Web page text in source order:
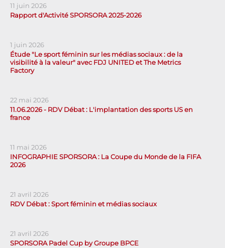
11 juin 2026
Rapport d'Activité SPORSORA 2025-2026
1 juin 2026
Étude "Le sport féminin sur les médias sociaux : de la
visibilité à la valeur" avec FDJ UNITED et The Metrics
Factory
22 mai 2026
11.06.2026 - RDV Débat : L'implantation des sports US en
france
11 mai 2026
INFOGRAPHIE SPORSORA : La Coupe du Monde de la FIFA
2026
21 avril 2026
RDV Débat : Sport féminin et médias sociaux
21 avril 2026
SPORSORA Padel Cup by Groupe BPCE